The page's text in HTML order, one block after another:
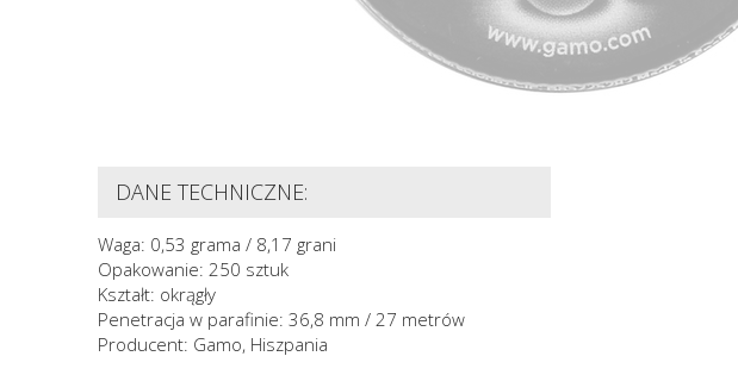
DANE TECHNICZNE:
Waga: 0,53 grama / 8,17 grani
Opakowanie: 250 sztuk
Kształt: okrągły
Penetracja w parafinie: 36,8 mm / 27 metrów
Producent: Gamo, Hiszpania